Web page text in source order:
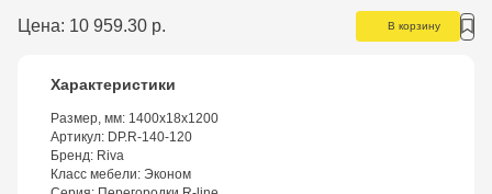
В корзину
Цена: 10 959.30 р.
Характеристики
Размер, мм: 1400x18x1200
Артикул: DP.R-140-120
Бренд: Riva
Класс мебели: Эконом